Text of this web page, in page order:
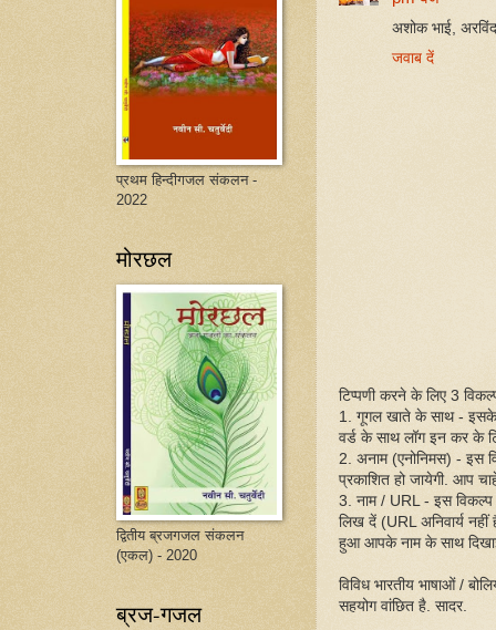
अशोक भाई,
जवाब दें
टिप्पणी करने के लिए 3
1. गूगल खाते के साथ -
वर्ड के साथ लॉग इन कर के
2. अनाम (एनोनिमस) - इस
प्रकाशित हो जायेगी. आप
3. नाम / URL - इस
लिख दें (URL अनिवार्य
हुआ आपके नाम के साथ
विविध भारतीय भाषाओं /
सहयोग वांछित है. सादर.
प्रथम हिन्दीगजल संकलन -
2022
मोरछल
द्वितीय ब्रजगजल संकलन
(एकल) - 2020
ब्रज-गजल